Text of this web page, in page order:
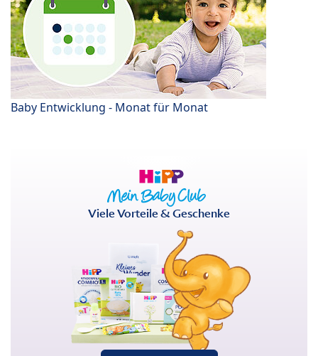
Baby Entwicklung - Monat für Monat
Viele Vorteile & Geschenke